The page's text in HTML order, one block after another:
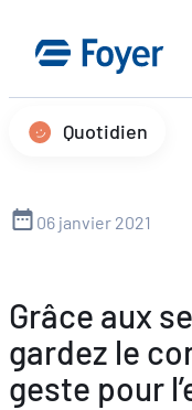
contenu
Quotidien
06 janvier 2021
Grâce aux
gardez le
geste pour